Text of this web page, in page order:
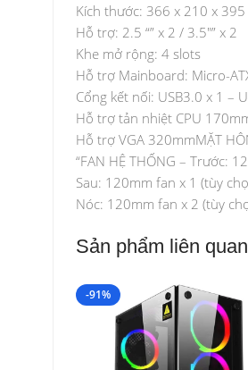
Kích thước: 366 x 210 x
Hỗ trợ: 2.5 “” x 2 / 3.5″” x 2
Khe mở rộng: 4 slots
Hỗ trợ Mainboard: Micro-
Cổng kết nối: USB3.0 x 1 –
Hỗ trợ tản nhiệt CPU
Hỗ trợ VGA 320mmMẶT
“FAN HỆ THỐNG – Trước:
Sau: 120mm fan x 1 (tùy
Nóc: 120mm fan x 2 (tùy
Sản phẩm liên quan
-91%